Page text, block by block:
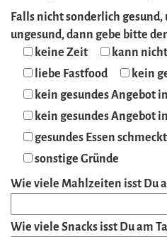
Falls nicht sonderlich gesund,
ungesund, dann gebe bitte
keine Zeit
kann
liebe Fastfood
kein
kein gesundes Angebot
kein gesundes Angebot
gesundes Essen
sonstige Gründe
Wie viele Mahlzeiten isst Du
Wie viele Snacks isst Du am